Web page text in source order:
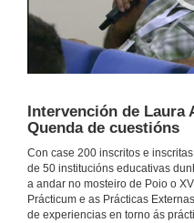
Intervención de Laura
Quenda de cuestións
Con case 200 inscritos e
de 50 institucións educativas
a andar no mosteiro de Poio o
Prácticum e as Prácticas
de experiencias en torno ás
4 de
4 de